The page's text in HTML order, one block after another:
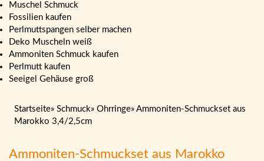
Muschel Schmuck
Fossilien kaufen
Perlmuttspangen selber machen
Deko Muscheln weiß
Ammoniten Schmuck kaufen
Perlmutt kaufen
Seeigel Gehäuse groß
Startseite» Schmuck» Ohrringe» Ammoniten-Schmuckset aus
Marokko 3,4/2,5cm
Ammoniten-Schmuckset aus Marokko